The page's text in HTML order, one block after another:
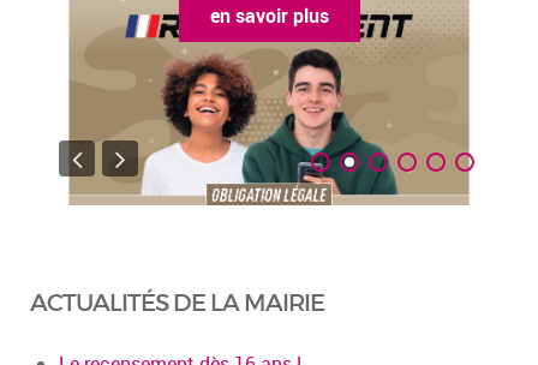
en savoir plus
ACTUALITÉS DE LA MAIRIE